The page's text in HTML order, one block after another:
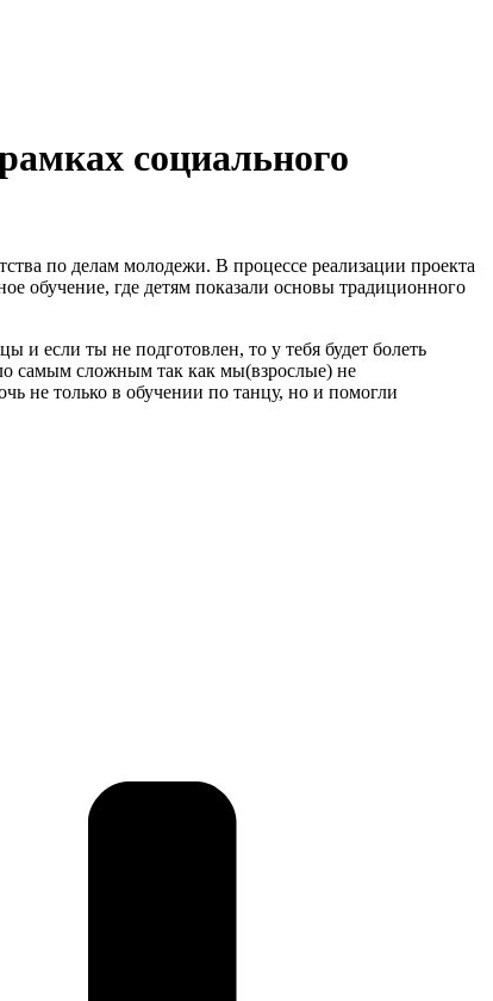
социального
по делам молодежи. В процессе реализации проекта
обучение, где детям показали основы традиционного
и если ты не подготовлен, то у тебя будет болеть
самым сложным так как мы(взрослые) не
не только в обучении по танцу, но и помогли